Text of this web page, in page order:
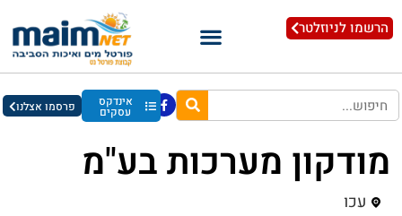
הרשמו לניוזלטר
אינדקס
עסקים פרסמו אצלנו
מודקון מערכות בע"מ
עכו